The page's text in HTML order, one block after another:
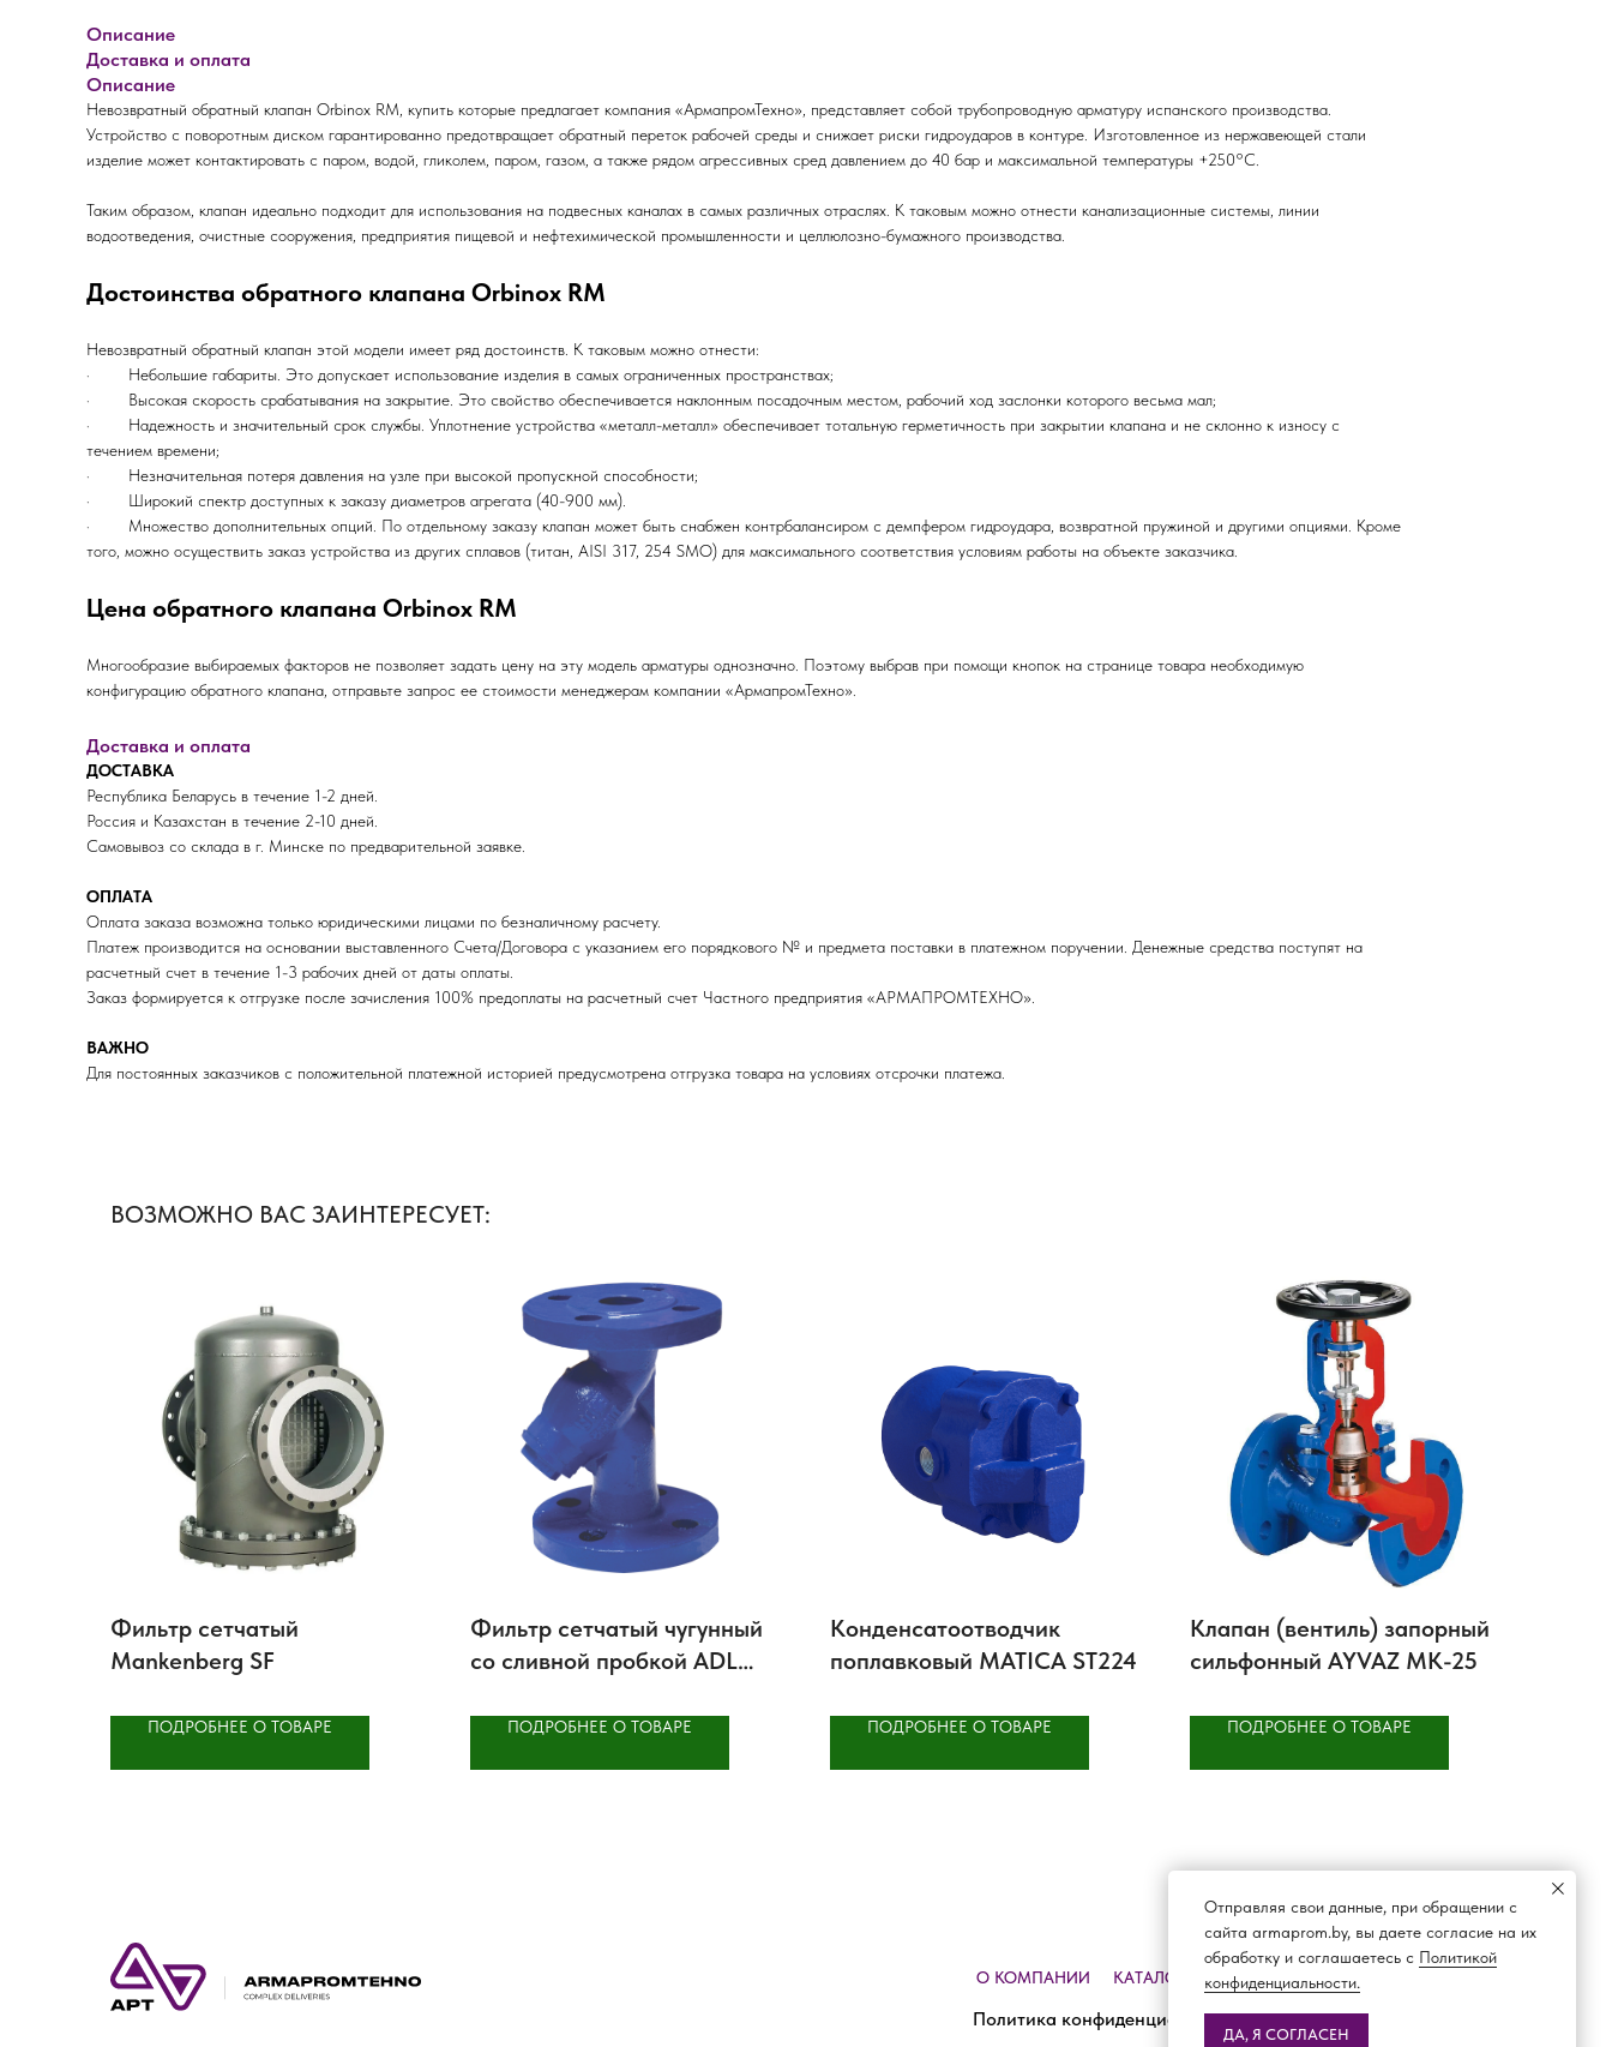
Описание
Доставка и оплата
Описание
Невозвратный обратный клапан Orbinox RM, купить которые предлагает компания «АрмапромТехно», представляет собой трубопроводную арматуру испанского производства.
Устройство с поворотным диском гарантированно предотвращает обратный переток рабочей среды и снижает риски гидроударов в контуре. Изготовленное из нержавеющей стали
изделие может контактировать с паром, водой, гликолем, паром, газом, а также рядом агрессивных сред давлением до 40 бар и максимальной температуры +250°С.
Таким образом, клапан идеально подходит для использования на подвесных каналах в самых различных отраслях. К таковым можно отнести канализационные системы, линии
водоотведения, очистные сооружения, предприятия пищевой и нефтехимической промышленности и целлюлозно-бумажного производства.
Достоинства обратного клапана Orbinox RM
Невозвратный обратный клапан этой модели имеет ряд достоинств. К таковым можно отнести:
· Небольшие габариты. Это допускает использование изделия в самых ограниченных пространствах;
· Высокая скорость срабатывания на закрытие. Это свойство обеспечивается наклонным посадочным местом, рабочий ход заслонки которого весьма мал;
· Надежность и значительный срок службы. Уплотнение устройства «металл-металл» обеспечивает тотальную герметичность при закрытии клапана и не склонно к износу с
течением времени;
· Незначительная потеря давления на узле при высокой пропускной способности;
· Широкий спектр доступных к заказу диаметров агрегата (40-900 мм).
· Множество дополнительных опций. По отдельному заказу клапан может быть снабжен контрбалансиром с демпфером гидроудара, возвратной пружиной и другими опциями. Кроме
того, можно осуществить заказ устройства из других сплавов (титан, AISI 317, 254 SMO) для максимального соответствия условиям работы на объекте заказчика.
Цена обратного клапана Orbinox RM
Многообразие выбираемых факторов не позволяет задать цену на эту модель арматуры однозначно. Поэтому выбрав при помощи кнопок на странице товара необходимую
конфигурацию обратного клапана, отправьте запрос ее стоимости менеджерам компании «АрмапромТехно».
Доставка и оплата
ДОСТАВКА
Республика Беларусь в течение 1-2 дней.
Россия и Казахстан в течение 2-10 дней.
Самовывоз со склада в г. Минске по предварительной заявке.
ОПЛАТА
Оплата заказа возможна только юридическими лицами по безналичному расчету.
Платеж производится на основании выставленного Счета/Договора с указанием его порядкового № и предмета поставки в платежном поручении. Денежные средства поступят на
расчетный счет в течение 1-3 рабочих дней от даты оплаты.
Заказ формируется к отгрузке после зачисления 100% предоплаты на расчетный счет Частного предприятия «АРМАПРОМТЕХНО».
ВАЖНО
Для постоянных заказчиков с положительной платежной историей предусмотрена отгрузка товара на условиях отсрочки платежа.
ВОЗМОЖНО ВАС ЗАИНТЕРЕСУЕТ:
Фильтр сетчатый
Mankenberg SF
ПОДРОБНЕЕ О ТОВАРЕ
Фильтр сетчатый чугунный
со сливной пробкой ADL
ПОДРОБНЕЕ О ТОВАРЕ
Конденсатоотводчик
поплавковый MATICA ST224
ПОДРОБНЕЕ О ТОВАРЕ
Клапан (вентиль) запорный
сильфонный AYVAZ MK-25
ПОДРОБНЕЕ О ТОВАРЕ
Политика конфиденциальности
О КОМПАНИИ КАТАЛОГ ДОСТАВКА И ОПЛАТА
Отправляя свои данные, при обращении с
сайта armaprom.by, вы даете согласие на их
обработку и соглашаетесь с Политикой
конфиденциальности.
ДА, Я СОГЛАСЕН